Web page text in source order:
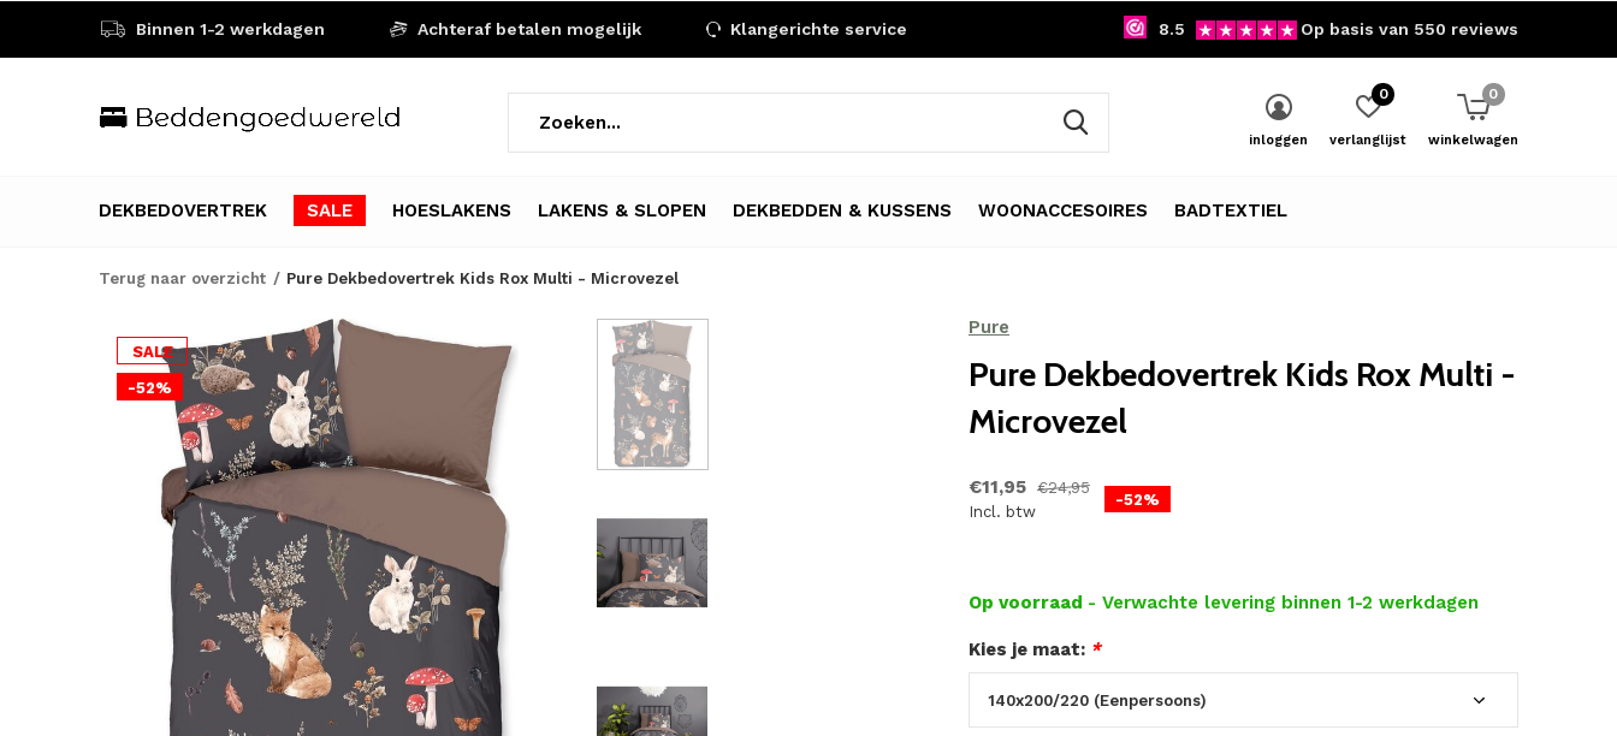
DEKBEDOVERTREK SALE HOESLAKENS LAKENS & SLOPEN DEKBEDDEN & KUSSENS WOONACCESOIRES BADTEXTIEL
inloggen verlanglijst
0
winkelwagen
0
Binnen 1-2 werkdagen Achteraf betalen mogelijk Klangerichte service 8.5 Op basis van 550 reviews
Terug naar overzicht Pure Dekbedovertrek Kids Rox Multi - Microvezel
SALE
-52%
Pure
Pure Dekbedovertrek Kids Rox Multi -
Microvezel
€11,95 €24,95
Incl. btw
-52%
Op voorraad - Verwachte levering binnen 1-2 werkdagen
Kies je maat: *